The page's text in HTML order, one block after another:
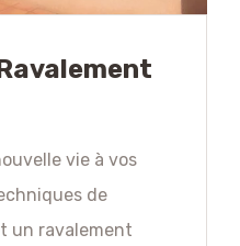
vie à vos
de
un ravalement